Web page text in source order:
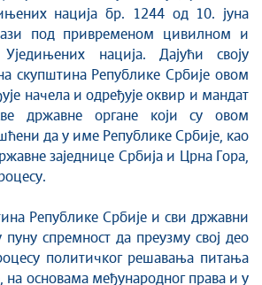
нација бр. 1244 од 10. јуна
под привременом цивилном и
нација. Дајући своју
скупштина Републике Србије овом
начела и одређује оквир и мандат
државне органе који су овом
да у име Републике Србије, као
заједнице Србија и Црна Гора,
Републике Србије и сви државни
пуну спремност да преузму свој део
политичког решавања питања
на основама међународног права и у